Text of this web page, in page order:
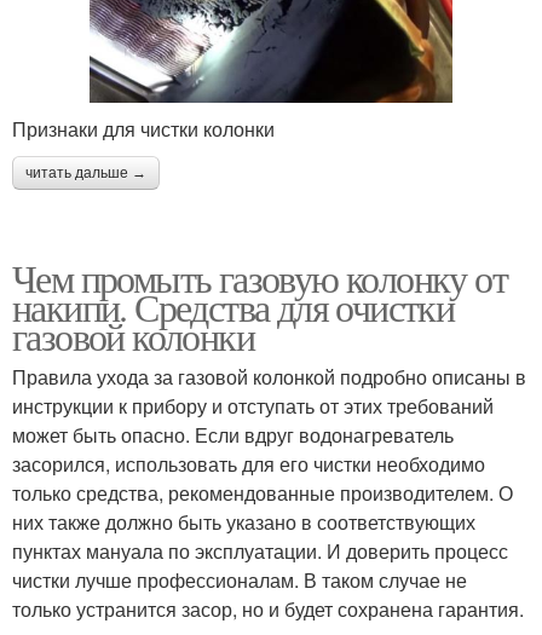
Признаки для чистки колонки
читать дальше →
Чем промыть газовую колонку от
накипи. Средства для очистки
газовой колонки
Правила ухода за газовой колонкой подробно описаны в
инструкции к прибору и отступать от этих требований
может быть опасно. Если вдруг водонагреватель
засорился, использовать для его чистки необходимо
только средства, рекомендованные производителем. О
них также должно быть указано в соответствующих
пунктах мануала по эксплуатации. И доверить процесс
чистки лучше профессионалам. В таком случае не
только устранится засор, но и будет сохранена гарантия.